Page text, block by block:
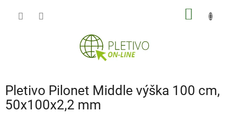
Pletivo Pilonet Middle výška 100 cm,
50x100x2,2 mm